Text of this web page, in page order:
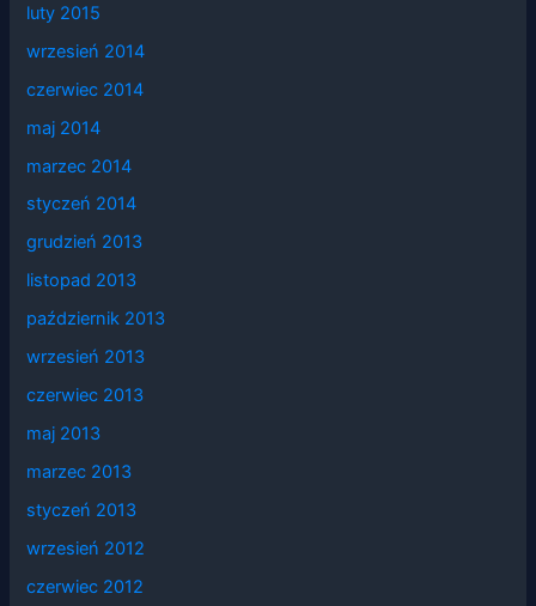
luty 2015
wrzesień 2014
czerwiec 2014
maj 2014
marzec 2014
styczeń 2014
grudzień 2013
listopad 2013
październik 2013
wrzesień 2013
czerwiec 2013
maj 2013
marzec 2013
styczeń 2013
wrzesień 2012
czerwiec 2012